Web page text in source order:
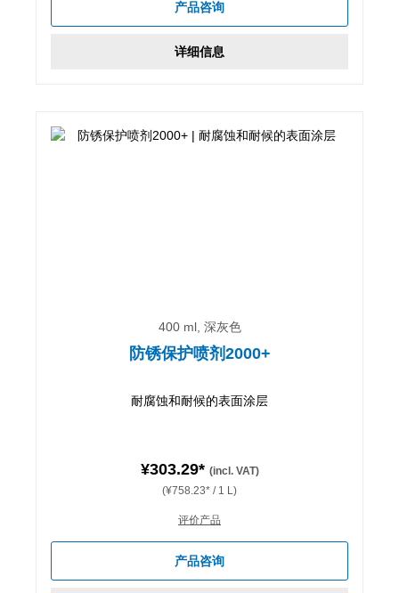
产品咨询
详细信息
400 ml, 深灰色
防锈保护喷剂2000+
耐腐蚀和耐候的表面涂层
¥303.29* (incl. VAT)
(¥758.23* / 1 L)
评价产品
产品咨询